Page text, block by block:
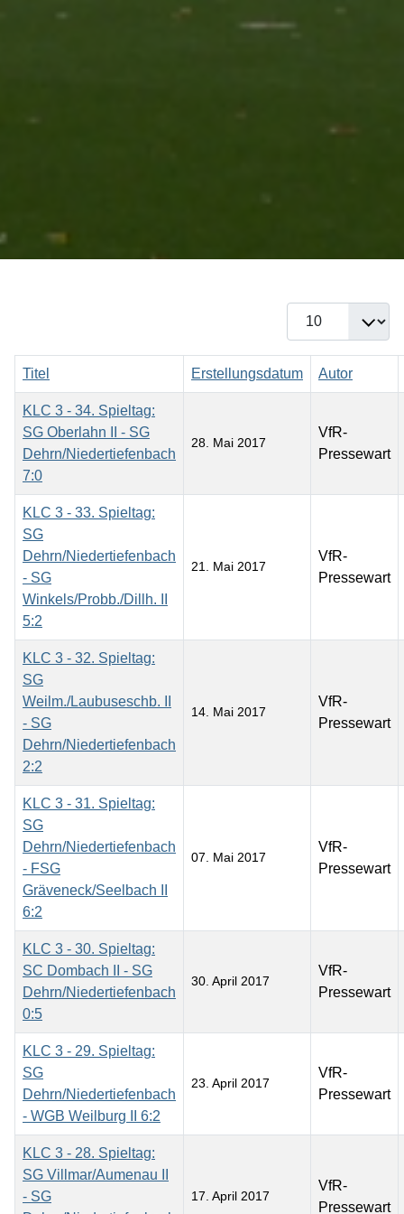
Anzeige #
Titel Erstellungsdatum Autor
KLC 3 - 34. Spieltag:
SG Oberlahn II - SG
Dehrn/Niedertiefenbach
7:0
28. Mai 2017
VfR-
Pressewart
KLC 3 - 33. Spieltag:
SG
Dehrn/Niedertiefenbach
- SG
Winkels/Probb./Dillh. II
5:2
21. Mai 2017
VfR-
Pressewart
KLC 3 - 32. Spieltag:
SG
Weilm./Laubuseschb. II
- SG
Dehrn/Niedertiefenbach
2:2
14. Mai 2017
VfR-
Pressewart
KLC 3 - 31. Spieltag:
SG
Dehrn/Niedertiefenbach
- FSG
Gräveneck/Seelbach II
6:2
07. Mai 2017
VfR-
Pressewart
KLC 3 - 30. Spieltag:
SC Dombach II - SG
Dehrn/Niedertiefenbach
0:5
30. April 2017
VfR-
Pressewart
KLC 3 - 29. Spieltag:
SG
Dehrn/Niedertiefenbach
- WGB Weilburg II 6:2
23. April 2017
VfR-
Pressewart
KLC 3 - 28. Spieltag:
SG Villmar/Aumenau II
- SG
17. April 2017
VfR-
Pressewart